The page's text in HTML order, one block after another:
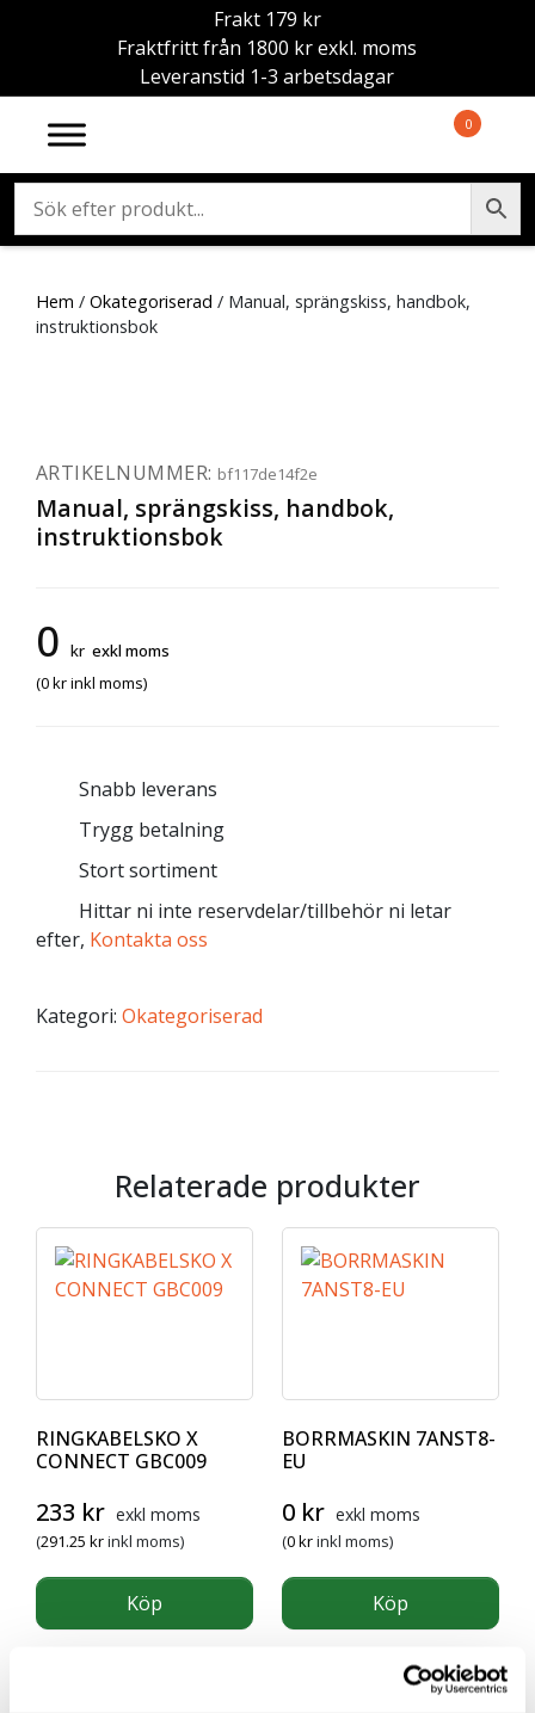
Frakt 179 kr
Fraktfritt från 1800 kr exkl. moms
Leveranstid 1-3 arbetsdagar
0
Hem / Okategoriserad / Manual, sprängskiss, handbok,
instruktionsbok
ARTIKELNUMMER: bf117de14f2e
Manual, sprängskiss, handbok,
instruktionsbok
0 kr exkl moms
(0krinkl moms)
Snabb leverans
Trygg betalning
Stort sortiment
Hittar ni inte reservdelar/tillbehör ni letar
efter, Kontakta oss
Kategori: Okategoriserad
Relaterade produkter
RINGKABELSKO X
CONNECT GBC009
233 kr exkl moms
(291.25 krinkl moms)
Köp
BORRMASKIN 7ANST8-
EU
0 kr exkl moms
(0krinkl moms)
Köp